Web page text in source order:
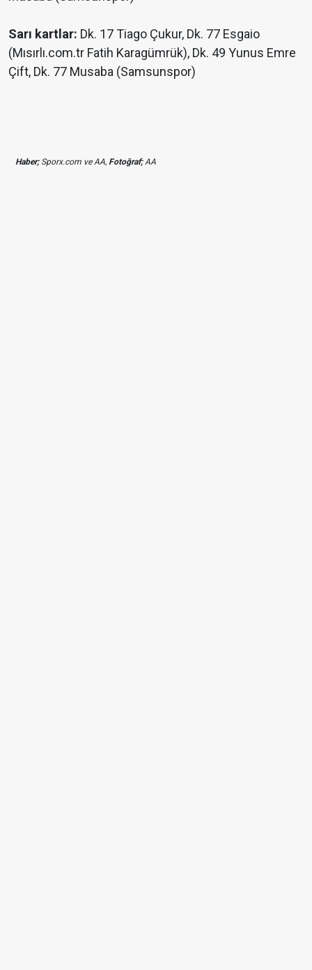
Sarı kartlar: Dk. 17 Tiago Çukur, Dk. 77 Esgaio
(Mısırlı.com.tr Fatih Karagümrük), Dk. 49 Yunus Emre
Çift, Dk. 77 Musaba (Samsunspor)
Haber;Sporx.com ve AA, Fotoğraf;AA